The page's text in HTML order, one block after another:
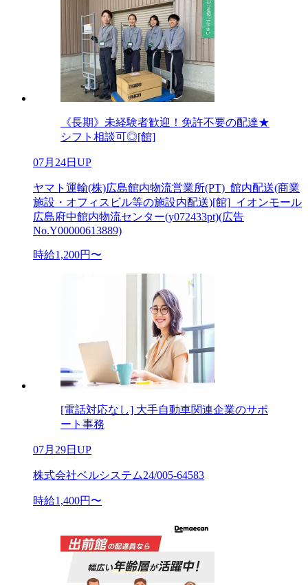
《長期》未経験者歓迎！免許不要の配達★
シフト相談可◎[館]
07月24日UP
ヤマト運輸(株)広島館内物流営業所(PT)_館内配送(商業
施設・オフィスビル等の施設内配送)[館]_イオンモール
広島府中館内物流センター(y072433pt)(広告
No.Y00000613889)
時給1,200円〜
[電話対応なし] 大手自動車関連企業のサポ
ート事務
07月29日UP
株式会社ベルシステム24/005-64583
時給1,400円〜